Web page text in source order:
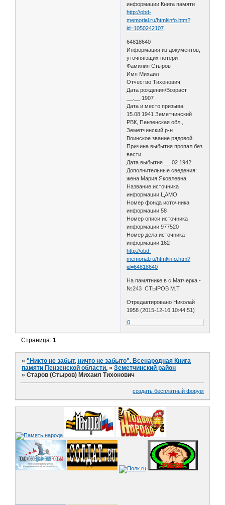
информации Книга памяти
http://obd-
memorial.ru/html/info.htm?
id=1050242107
64818640
Информация из документов,
уточняющих потери
Фамилия Стыров
Имя Михаил
Отчество Тихонович
Дата рождения/Возраст
__.__.1907
Дата и место призыва
15.08.1941 Земетчинский
РВК, Пензенская обл.,
Земетчинский р-н
Воинское звание рядовой
Причина выбытия пропал без
вести
Дата выбытия __.02.1942
Дополнительные сведения:
жена Мария Яковлевна
Название источника
информации ЦАМО
Номер фонда источника
информации 58
Номер описи источника
информации 977520
Номер дела источника
информации 162
http://obd-
memorial.ru/html/info.htm?
id=64818640
На памятнике в с.Матчерка -
№243 СТЫРОВ М.Т.
Отредактировано Николай
1958 (2015-12-16 10:44:51)
0
Страница:1
»"Никто не забыт, ничто не забыто". Всенародная Книга
памяти Пензенской области. »Земетчинский район
»Старов (Стыров) Михаил Тихонович
создать бесплатный форум